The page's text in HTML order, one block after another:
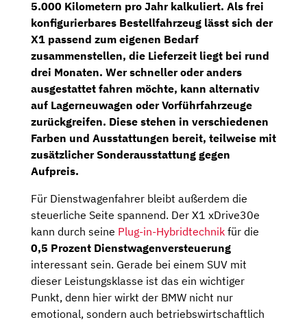
5.000 Kilometern pro Jahrkalkuliert. Als frei
konfigurierbares Bestellfahrzeug lässt sich der
X1 passend zum eigenen Bedarf
zusammenstellen, die Lieferzeit liegt bei rund
drei Monaten. Wer schneller oder anders
ausgestattet fahren möchte, kann alternativ
auf Lagerneuwagen oder Vorführfahrzeuge
zurückgreifen. Diese stehen in verschiedenen
Farben und Ausstattungen bereit, teilweise mit
zusätzlicher Sonderausstattung gegen
Aufpreis.
Für Dienstwagenfahrer bleibt außerdem die
steuerliche Seite spannend. Der X1 xDrive30e
kann durch seine Plug-in-Hybridtechnik für die
0,5 Prozent Dienstwagenversteuerung
interessant sein. Gerade bei einem SUV mit
dieser Leistungsklasse ist das ein wichtiger
Punkt, denn hier wirkt der BMW nicht nur
emotional, sondern auch betriebswirtschaftlich